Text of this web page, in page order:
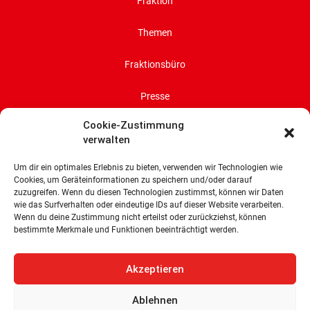
Cookie-Zustimmung
verwalten
Um dir ein optimales Erlebnis zu bieten, verwenden wir Technologien wie
Cookies, um Geräteinformationen zu speichern und/oder darauf
zuzugreifen. Wenn du diesen Technologien zustimmst, können wir Daten
wie das Surfverhalten oder eindeutige IDs auf dieser Website verarbeiten.
Wenn du deine Zustimmung nicht erteilst oder zurückziehst, können
bestimmte Merkmale und Funktionen beeinträchtigt werden.
Akzeptieren
Ablehnen
Themen
Fraktionsbüro
Presse
Impressum
Cookie-Richtlinie (EU)
SPD-Bürgerschaftsfraktion
Wachtstraße 27/29
28195 Bremen
Tel: 0421 336 77 0